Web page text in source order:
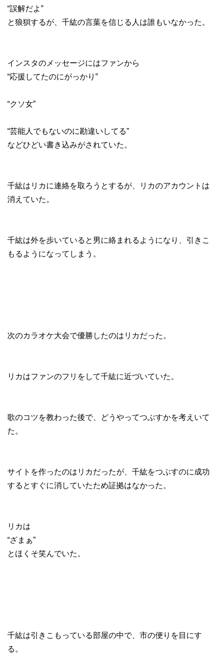
“誤解だよ”
と狼狽するが、千紘の言葉を信じる人は誰もいなかった。
インスタのメッセージにはファンから
“応援してたのにがっかり”
“クソ女”
“芸能人でもないのに勘違いしてる”
などひどい書き込みがされていた。
千紘はリカに連絡を取ろうとするが、リカのアカウントは
消えていた。
千紘は外を歩いていると男に絡まれるようになり、引きこ
もるようになってしまう。
次のカラオケ大会で優勝したのはリカだった。
リカはファンのフリをして千紘に近づいていた。
歌のコツを教わった後で、どうやってつぶすかを考えいて
た。
サイトを作ったのはリカだったが、千紘をつぶすのに成功
するとすぐに消していたため証拠はなかった。
リカは
“ざまぁ”
とほくそ笑んでいた。
千紘は引きこもっている部屋の中で、市の便りを目にす
る。